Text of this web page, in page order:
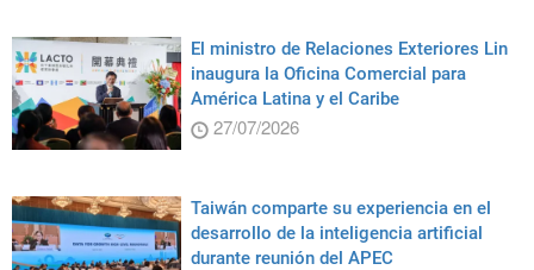
El ministro de Relaciones Exteriores Lin
inaugura la Oficina Comercial para
América Latina y el Caribe
27/07/2026
Taiwán comparte su experiencia en el
desarrollo de la inteligencia artificial
durante reunión del APEC